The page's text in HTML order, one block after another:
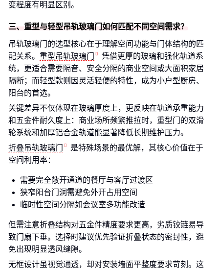
变程度有明显区别。
三、重型与轻型吊轨玻璃门如何匹配不同空间需求？
吊轨玻璃门的选型核心在于理解空间功能与门体结构的匹
配关系。 重型吊轨玻璃门
凭借更厚的玻璃和强化轨道系
统，更适合需要隔音、安全分隔的商业空间或大面积家居
隔断；而轻型款则因灵活轻便的特性，成为小户型厨房、
阳台的首选。
关键差异不仅体现在玻璃厚度上，更反映在轨道承重能力
和五金件耐久度上：商业场所频繁推拉时，重型门的双滑
轮系统和加厚铝合金轨道能显著降低长期维护压力。
折叠吊轨玻璃门
是特殊场景的最优解，其核心价值在于
空间利用率：
需要完全敞开通道的餐厅与客厅过渡区
狭窄阳台门洞需避免外开占用空间
临时性空间分隔如会议室多功能改造
但需注意折叠结构对五金件精度要求更高，劣质铰链易导
致门扇下垂。选择时建议优先验证折叠状态的密封性，避
免出现明显透风缝隙。
无框设计虽视觉通透，却对安装墙面平整度要求苛刻。这